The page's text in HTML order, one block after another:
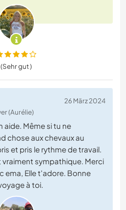
(Sehr gut )
26 März 2024
(Aurélie)
aide. Même si tu ne
chose aux chevaux au
et pris le rythme de travail.
sympathique. Merci
ema, Elle t'adore. Bonne
à toi.